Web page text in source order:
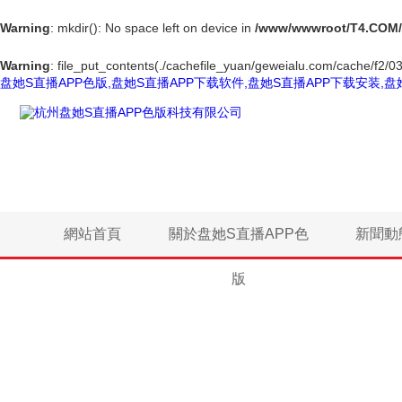
Warning: mkdir(): No space left on device in /www/wwwroot/
Warning: file_put_contents(./cachefile_yuan/geweialu.com/cache/f2/
盘她S直播APP色版,盘她S直播APP下载软件,盘她S直播APP下载安装,盘
網站首頁 關於盘她S直播APP色
版
新聞動